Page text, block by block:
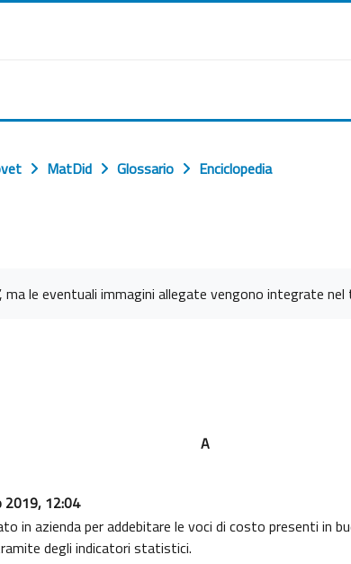
MatDid Glossario Enciclopedia
ma le eventuali immagini allegate vengono integrate
A
2019, 12:04
in azienda per addebitare le voci di costo presenti in
degli indicatori statistici.